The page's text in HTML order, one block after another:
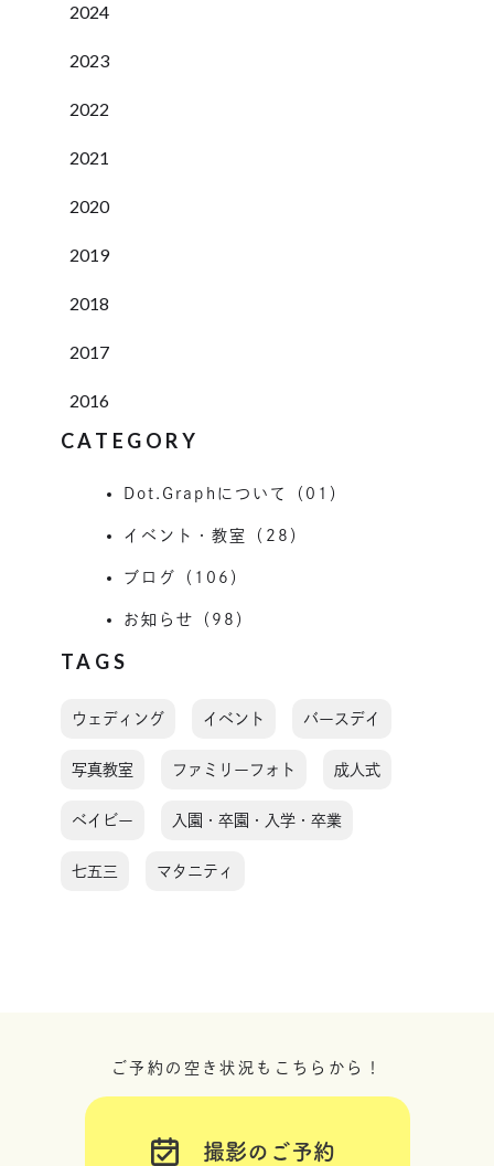
2024
2023
2022
2021
2020
2019
2018
2017
2016
CATEGORY
Dot.Graphについて（01）
イベント・教室（28）
ブログ（106）
お知らせ（98）
TAGS
ウェディング イベント バースデイ
写真教室 ファミリーフォト 成人式
ベイビー 入園・卒園・入学・卒業
七五三 マタニティ
ご予約の空き状況もこちらから！
撮影のご予約